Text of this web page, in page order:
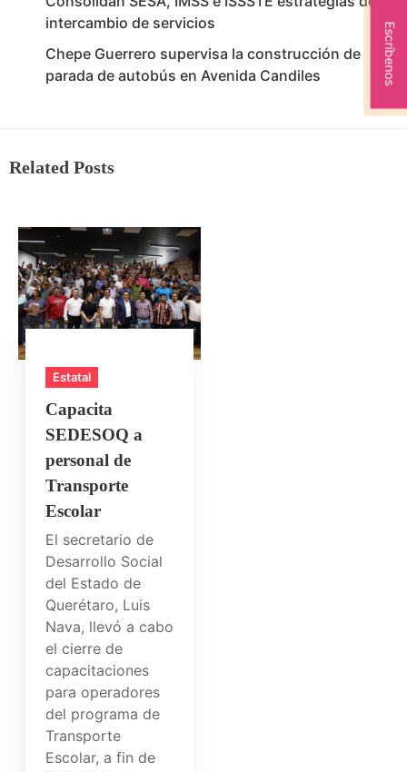
intercambio de servicios
Chepe Guerrero supervisa la construcción de
parada de autobús en Avenida Candiles
Related Posts
Estatal
Capacita
SEDESOQ a
personal de
Transporte
Escolar
El secretario de
Desarrollo Social
del Estado de
Querétaro, Luis
Nava, llevó a cabo
el cierre de
capacitaciones
para operadores
del programa de
Transporte
Escolar, a fin de
Escríbenos